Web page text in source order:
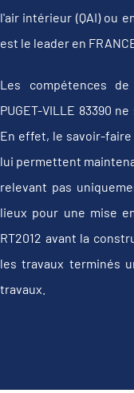
l'air intérieur (QAI) ou
est le leader en
Les compétences
PUGET-VILLE 83390
En effet, le savoir-
lui permettent
relevant pas
lieux pour une mise
RT2012 avant la
les travaux terminés
travaux.